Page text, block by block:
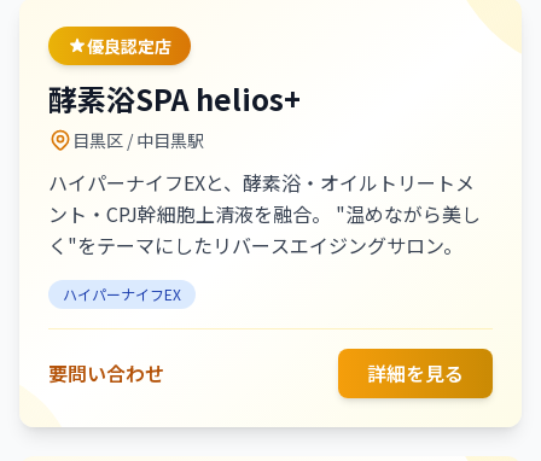
浄/たるみ/ほうれい線/肌質改善した
い方、お悩みに合った施術をご提供致
します◎
優良認定店
酵素浴SPA helios+
目黒区 / 中目黒駅
ハイパーナイフEXと、酵素浴・オイルトリートメ
ント・CPJ幹細胞上清液を融合。 "温めながら美し
く"をテーマにしたリバースエイジングサロン。
ハイパーナイフEX
要問い合わせ 詳細を見る